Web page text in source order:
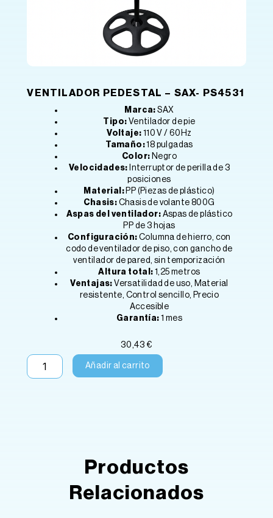
VENTILADOR PEDESTAL – SAX- PS4531
Marca: SAX
Tipo: Ventilador de pie
Voltaje: 110 V / 60Hz
Tamaño:18 pulgadas
Color: Negro
Velocidades: Interruptor de perilla de 3
posiciones
Material: PP (Piezas de plástico)
Chasis: Chasis de volante 800G
Aspas del ventilador: Aspas de plástico
PP de 3 hojas
Configuración:Columna de hierro, con
codo de ventilador de piso, con gancho de
ventilador de pared, sin temporización
Altura total: 1,25 metros
Ventajas: Versatilidad de uso, Material
resistente, Control sencillo, Precio
Accesible
Garantía: 1 mes
30,43 €
VENTILADOR
PEDESTAL
Añadir al carrito
Productos
Relacionados